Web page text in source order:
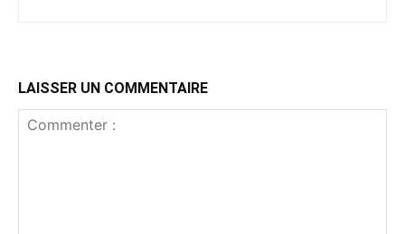
LAISSER UN COMMENTAIRE